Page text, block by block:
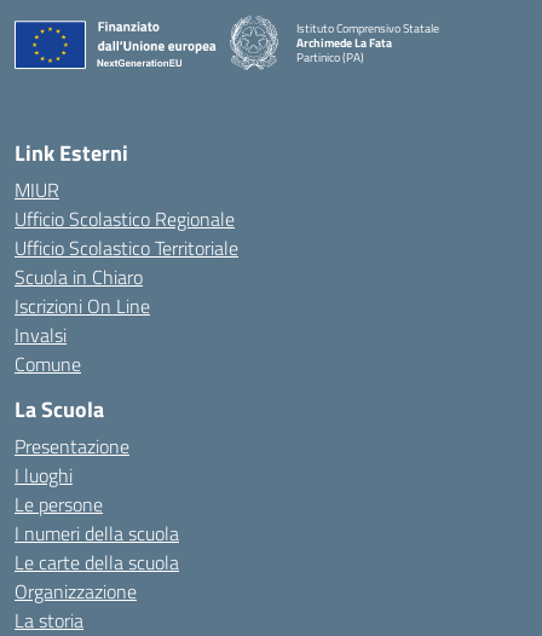
Istituto Comprensivo Statale
Archimede La Fata
Partinico (PA)
Link Esterni
MIUR
Ufficio Scolastico Regionale
Ufficio Scolastico Territoriale
Scuola in Chiaro
Iscrizioni On Line
Invalsi
Comune
La Scuola
Presentazione
I luoghi
Le persone
I numeri della scuola
Le carte della scuola
Organizzazione
La storia